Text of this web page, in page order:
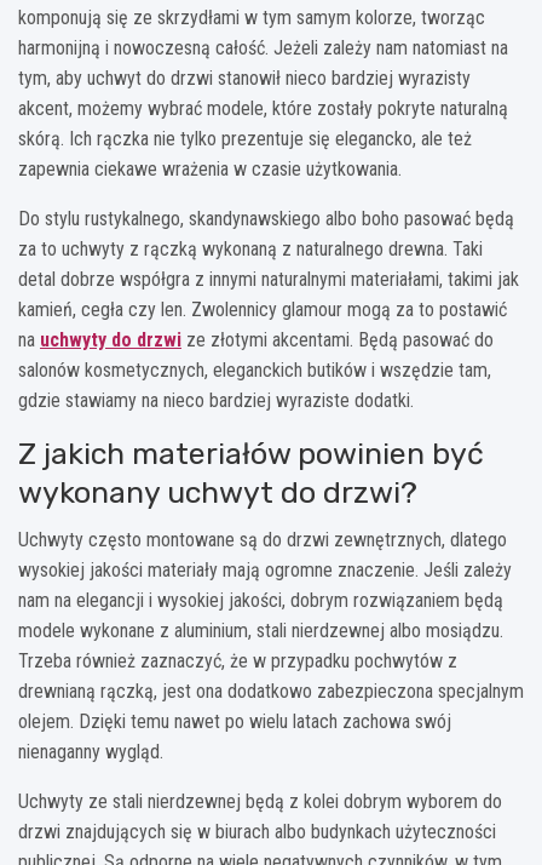
komponują się ze skrzydłami w tym samym kolorze, tworząc
harmonijną i nowoczesną całość. Jeżeli zależy nam natomiast na
tym, aby uchwyt do drzwi stanowił nieco bardziej wyrazisty
akcent, możemy wybrać modele, które zostały pokryte naturalną
skórą. Ich rączka nie tylko prezentuje się elegancko, ale też
zapewnia ciekawe wrażenia w czasie użytkowania.
Do stylu rustykalnego, skandynawskiego albo boho pasować będą
za to uchwyty z rączką wykonaną z naturalnego drewna. Taki
detal dobrze współgra z innymi naturalnymi materiałami, takimi jak
kamień, cegła czy len. Zwolennicy glamour mogą za to postawić
na uchwyty do drzwi ze złotymi akcentami. Będą pasować do
salonów kosmetycznych, eleganckich butików i wszędzie tam,
gdzie stawiamy na nieco bardziej wyraziste dodatki.
Z jakich materiałów powinien być
wykonany uchwyt do drzwi?
Uchwyty często montowane są do drzwi zewnętrznych, dlatego
wysokiej jakości materiały mają ogromne znaczenie. Jeśli zależy
nam na elegancji i wysokiej jakości, dobrym rozwiązaniem będą
modele wykonane z aluminium, stali nierdzewnej albo mosiądzu.
Trzeba również zaznaczyć, że w przypadku pochwytów z
drewnianą rączką, jest ona dodatkowo zabezpieczona specjalnym
olejem. Dzięki temu nawet po wielu latach zachowa swój
nienaganny wygląd.
Uchwyty ze stali nierdzewnej będą z kolei dobrym wyborem do
drzwi znajdujących się w biurach albo budynkach użyteczności